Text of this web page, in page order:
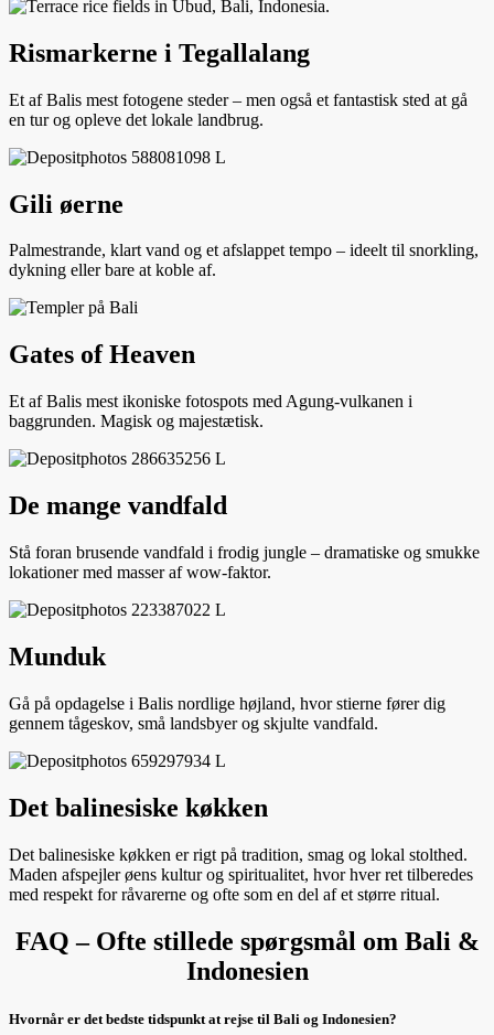
Rismarkerne i Tegallalang
Et af Balis mest fotogene steder – men også et fantastisk sted at gå
en tur og opleve det lokale landbrug.
Gili øerne
Palmestrande, klart vand og et afslappet tempo – ideelt til snorkling,
dykning eller bare at koble af.
Gates of Heaven
Et af Balis mest ikoniske fotospots med Agung-vulkanen i
baggrunden. Magisk og majestætisk.
De mange vandfald
Stå foran brusende vandfald i frodig jungle – dramatiske og smukke
lokationer med masser af wow-faktor.
Munduk
Gå på opdagelse i Balis nordlige højland, hvor stierne fører dig
gennem tågeskov, små landsbyer og skjulte vandfald.
Det balinesiske køkken
Det balinesiske køkken er rigt på tradition, smag og lokal stolthed.
Maden afspejler øens kultur og spiritualitet, hvor hver ret tilberedes
med respekt for råvarerne og ofte som en del af et større ritual.
FAQ – Ofte stillede spørgsmål om Bali &
Indonesien
Hvornår er det bedste tidspunkt at rejse til Bali og Indonesien?